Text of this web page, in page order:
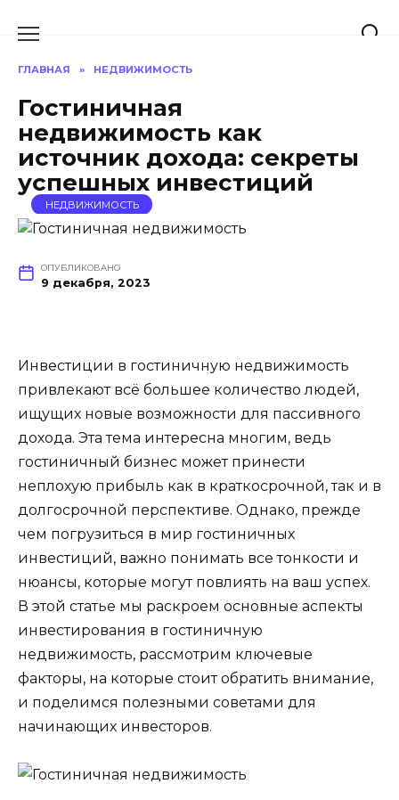
ГЛАВНАЯ » НЕДВИЖИМОСТЬ
Гостиничная
недвижимость как
источник дохода: секреты
успешных инвестиций
НЕДВИЖИМОСТЬ
ОПУБЛИКОВАНО
9 декабря, 2023
Инвестиции в гостиничную недвижимость
привлекают всё большее количество людей,
ищущих новые возможности для пассивного
дохода. Эта тема интересна многим, ведь
гостиничный бизнес может принести
неплохую прибыль как в краткосрочной, так и в
долгосрочной перспективе. Однако, прежде
чем погрузиться в мир гостиничных
инвестиций, важно понимать все тонкости и
нюансы, которые могут повлиять на ваш успех.
В этой статье мы раскроем основные аспекты
инвестирования в гостиничную
недвижимость, рассмотрим ключевые
факторы, на которые стоит обратить внимание,
и поделимся полезными советами для
начинающих инвесторов.